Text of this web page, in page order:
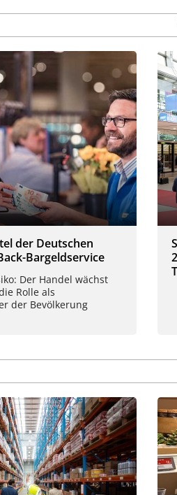
der Deutschen
Bargeldservice
Der Handel wächst
Rolle als
der Bevölkerung